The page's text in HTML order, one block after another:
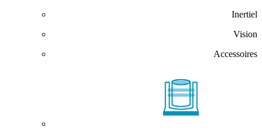
Inertiel
Vision
Accessoires